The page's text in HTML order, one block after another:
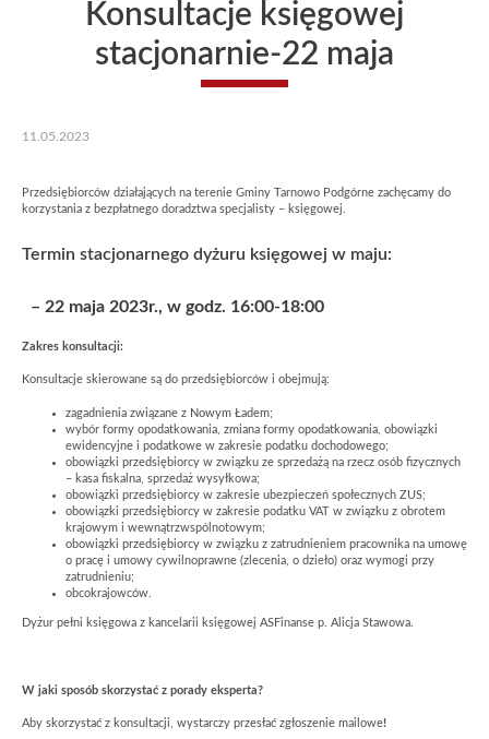
Konsultacje księgowej
stacjonarnie-22 maja
11.05.2023
Przedsiębiorców działających na terenie Gminy Tarnowo Podgórne zachęcamy do
korzystania z bezpłatnego doradztwa specjalisty – księgowej.
Termin stacjonarnego dyżuru księgowej w maju:
– 22 maja 2023r., w godz. 16:00-18:00
Zakres konsultacji:
Konsultacje skierowane są do przedsiębiorców i obejmują:
zagadnienia związane z Nowym Ładem;
wybór formy opodatkowania, zmiana formy opodatkowania, obowiązki
ewidencyjne i podatkowe w zakresie podatku dochodowego;
obowiązki przedsiębiorcy w związku ze sprzedażą na rzecz osób fizycznych
– kasa fiskalna, sprzedaż wysyłkowa;
obowiązki przedsiębiorcy w zakresie ubezpieczeń społecznych ZUS;
obowiązki przedsiębiorcy w zakresie podatku VAT w związku z obrotem
krajowym i wewnątrzwspólnotowym;
obowiązki przedsiębiorcy w związku z zatrudnieniem pracownika na umowę
o pracę i umowy cywilnoprawne (zlecenia, o dzieło) oraz wymogi przy
zatrudnieniu;
obcokrajowców.
Dyżur pełni księgowa z kancelarii księgowej ASFinanse p. Alicja Stawowa.
W jaki sposób skorzystać z porady eksperta?
Aby skorzystać z konsultacji, wystarczy przesłać zgłoszenie mailowe!